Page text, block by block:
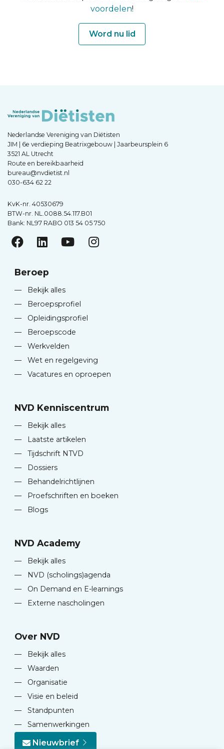
voordelen!
Word nu lid
Nederlandse Vereniging van Diëtisten
JIM | 6e verdieping Beatrixgebouw | Jaarbeursplein 6
3521 AL Utrecht
Route en bereikbaarheid
bureau@nvdietist.nl
030-634 62 22
KvK-nr. 40530679
BTW-nr. NL.0088.54.117.B01
Bank: NL97 RABO 013 54 05 750
Beroep
—
Bekijk alles
—
Beroepsprofiel
—
Opleidingsprofiel
—
Beroepscode
—
Werkvelden
—
Wet en regelgeving
—
Vacatures en oproepen
NVD Kenniscentrum
—
Bekijk alles
—
Laatste artikelen
—
Tijdschrift NTVD
—
Dossiers
—
Behandelrichtlijnen
—
Proefschriften en boeken
—
Blogs
NVD Academy
—
Bekijk alles
—
NVD (scholings)agenda
—
On Demand en E-learnings
—
Externe nascholingen
Over NVD
—
Bekijk alles
—
Waarden
—
Organisatie
—
Visie en beleid
—
Standpunten
—
Samenwerkingen
Nieuwbrief